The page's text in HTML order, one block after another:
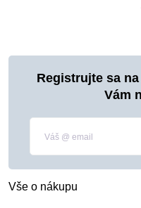
Registrujte sa
Vám
Vše o nákupu